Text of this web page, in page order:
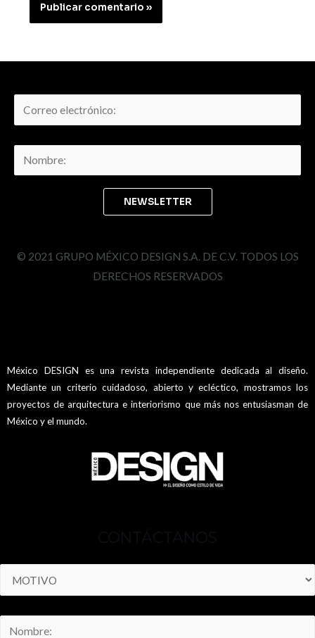
© 2021 GRUPO MÉXICO DESIGN S.A. DE C.V. TODOS LOS
DERECHOS RESERVADOS
México DESIGN es una revista independiente dedicada al diseño.
Mediante un criterio cuidadoso, abierto y ecléctico, mostramos los
proyectos de arquitectura e interiorismo que más nos entusiasman de
México y el mundo.
CONTÁCTANOS